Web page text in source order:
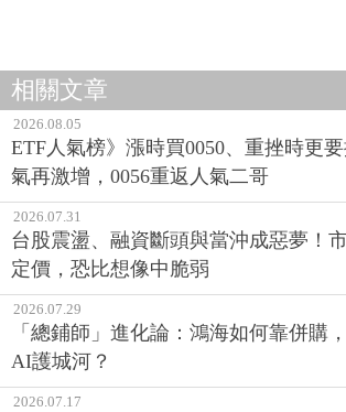
相關文章
2026.08.05
ETF人氣榜》漲時買0050、重挫時更
氣再激增，0056重返人氣二哥
2026.07.31
台股震盪、融資斷頭與當沖成惡夢！
定價，恐比想像中脆弱
2026.07.29
「總鋪師」進化論：鴻海如何靠併購
AI護城河？
2026.07.17